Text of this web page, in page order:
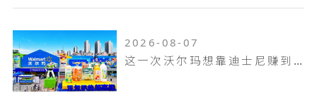
2026-08-07
这一次沃尔玛想靠迪士尼赚到山姆赚不到的钱！